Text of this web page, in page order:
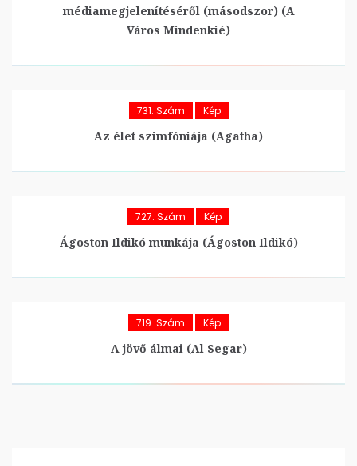
médiamegjelenítéséről (másodszor) (A
Város Mindenkié)
731. Szám Kép
Az élet szimfóniája (Agatha)
727. Szám Kép
Ágoston Ildikó munkája (Ágoston Ildikó)
719. Szám Kép
A jövő álmai (Al Segar)